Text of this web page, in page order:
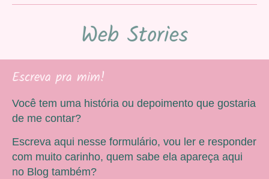
Web Stories
Escreva pra mim!
Você tem uma história ou depoimento que gostaria
de me contar?
Escreva aqui nesse formulário, vou ler e responder
com muito carinho, quem sabe ela apareça aqui
no Blog também?